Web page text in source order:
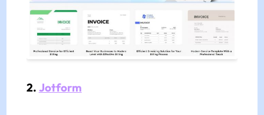
2. Jotform